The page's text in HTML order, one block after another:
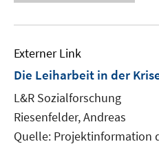
Externer Link
Die Leiharbeit in der
L&R Sozialforschung
Riesenfelder, Andreas
Quelle: Projektinformation